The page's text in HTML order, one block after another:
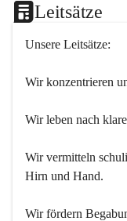
Leitsätze
Unsere Leitsätze:
Wir konzentrieren
Wir leben nach
Wir vermitteln
Hirn und Hand.
Wir fördern